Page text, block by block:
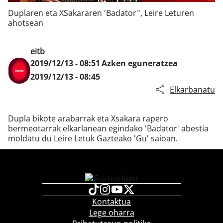
Duplaren eta XSakararen 'Badator'', Leire Leturen
ahotsean
eitb
2019/12/13 - 08:51 Azken eguneratzea
2019/12/13 - 08:45
Elkarbanatu
Dupla bikote arabarrak eta Xsakara rapero
bermeotarrak elkarlanean egindako 'Badator' abestia
moldatu du Leire Letuk Gazteako 'Gu' saioan.
Kontaktua
Lege oharra